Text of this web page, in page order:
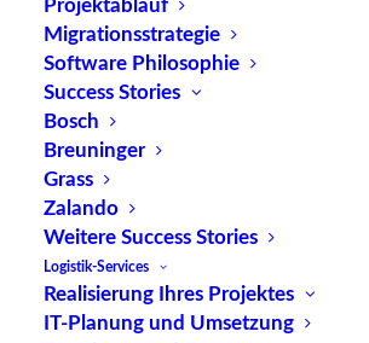
Migrationsstrategie
Software Philosophie
Success Stories
Bosch
Breuninger
Grass
Zalando
Weitere Success Stories
Logistik-Services
Realisierung Ihres Projektes
IT-Planung und Umsetzung
Möglichkeit, gezielt eine Teilmenge
Transponder im Schreib-/Lesefeld
Über den Filterwert können vom
Lese-/Schreibgerät die EPCs
Code) von z. B. Produkten,
Paletten etc. unterschieden werden.
Filterung ungewünschter Tags kann
Lesegeschwindigkeit bei
werden.